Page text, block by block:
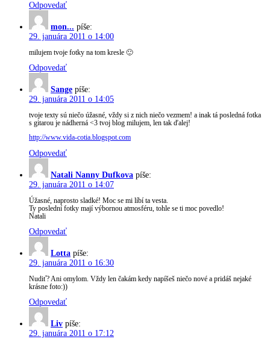
Odpovedať
mon... píše:
29. januára 2011 o 14:00
milujem tvoje fotky na tom kresle 🙂
Odpovedať
Sange píše:
29. januára 2011 o 14:05
tvoje texty sú niečo úžasné, vždy si z nich niečo vezmem! a inak tá posledná fotka
s gitarou je nádherná <3 tvoj blog milujem, len tak ďalej!
http://www.vida-cotia.blogspot.com
Odpovedať
Natali Nanny Dufkova píše:
29. januára 2011 o 14:07
Úžasné, naprosto sladké! Moc se mi líbí ta vesta.
Ty poslední fotky mají výbornou atmosféru, tohle se ti moc povedlo!
Natali
Odpovedať
Lotta píše:
29. januára 2011 o 16:30
Nudiť? Ani omylom. Vždy len čakám kedy napíšeš niečo nové a pridáš nejaké
krásne foto:))
Odpovedať
Liv píše:
29. januára 2011 o 17:12